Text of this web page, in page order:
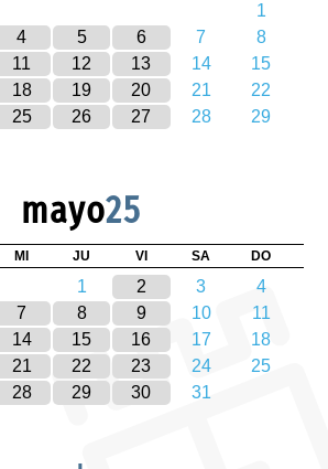
1
4 5 6 7
8
11 12 13 14
15
18 19 20 21
22
25 26 27 28
29
mayo25
MI JU VI SA DO
1 2 3
4
7 8 9 10
11
14 15 16 17
18
21 22 23 24
25
28 29 30 31